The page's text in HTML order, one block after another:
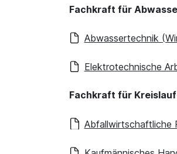
Fachkraft für
Abwassertechnik
Elektrotechnische
Fachkraft für
Abfallwirtschaftliche